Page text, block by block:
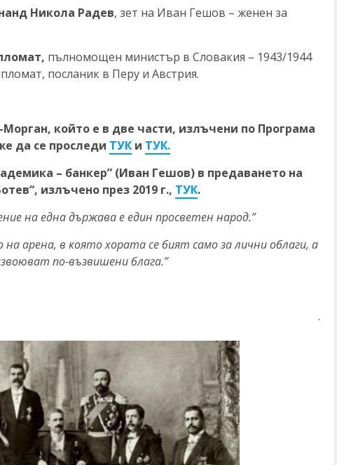
Никола Радев, зет на Иван Гешов – женен за
пълномощен министър в Словакия – 1943/1944
посланик в Перу и Австрия.
който е в две части, излъчени по Програма
да се проследи ТУК и ТУК.
– банкер” (Иван Гешов) в предаването на
излъчено през 2019 г., ТУК.
на една държава е един просветен народ.”
арена, в която хората се бият само за лични облаги, а
по-възвишени блага.”
.